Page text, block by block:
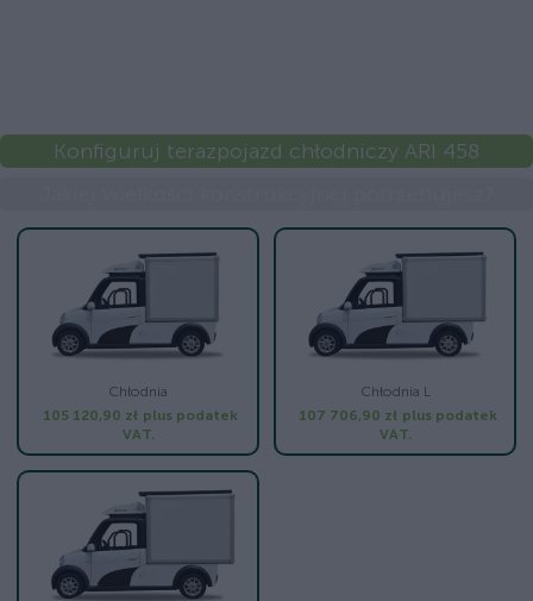
Konfiguruj terazpojazd chłodniczy ARI 458
Chłodnia
105 120,90 zł plus podatek
VAT.
Chłodnia L
107 706,90 zł plus podatek
VAT.